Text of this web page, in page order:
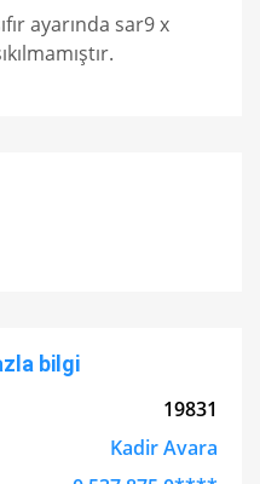
ayarında sar9 x
bilgi
19831
Kadir Avara